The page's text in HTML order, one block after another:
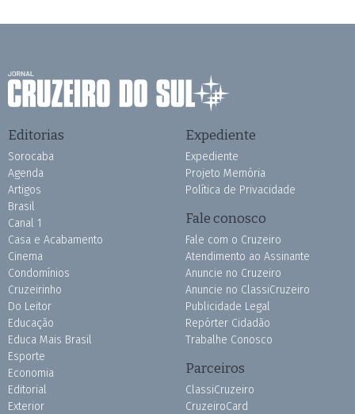
Editorias
Sorocaba
Agenda
Artigos
Brasil
Canal 1
Casa e Acabamento
Cinema
Condomínios
Cruzeirinho
Do Leitor
Educação
Educa Mais Brasil
Esporte
Economia
Editorial
Exterior
Expediente
Expediente
Projeto Memória
Política de Privacidade
Fale conosco
Fale com o Cruzeiro
Atendimento ao Assinante
Anuncie no Cruzeiro
Anuncie no ClassiCruzeiro
Publicidade Legal
Repórter Cidadão
Trabalhe Conosco
Parceiros
ClassiCruzeiro
CruzeiroCard